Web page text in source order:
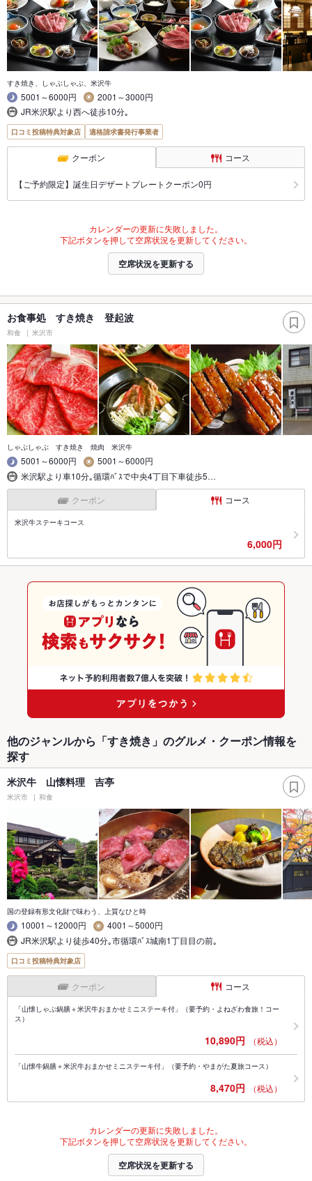
すき焼き、しゃぶしゃぶ、米沢牛
5001～6000円
2001～3000円
JR米沢駅より西へ徒歩10分｡
口コミ投稿特典対象店 適格請求書発行事業者
クーポン コース
【ご予約限定】誕生日デザートプレートクーポン0円
カレンダーの更新に失敗しました。
下記ボタンを押して空席状況を更新してください。
空席状況を更新する
お食事処 すき焼き 登起波
和食 米沢市
しゃぶしゃぶ すき焼き 焼肉 米沢牛
5001～6000円
5001～6000円
米沢駅より車10分｡循環ﾊﾞｽで中央4丁目下車徒歩5…
クーポン コース
米沢牛ステーキコース
6,000円
他のジャンルから「すき焼き」のグルメ・クーポン情報を
探す
米沢牛 山懐料理 吉亭
米沢市 和食
国の登録有形文化財で味わう、上質なひと時
10001～12000円
4001～5000円
JR米沢駅より徒歩40分｡市循環ﾊﾞｽ城南1丁目目の前｡
口コミ投稿特典対象店
クーポン コース
「山懐しゃぶ鍋膳＋米沢牛おまかせミニステーキ付」（要予約・よねざわ食旅！コー
ス）
10,890円 （税込）
「山懐牛鍋膳＋米沢牛おまかせミニステーキ付」（要予約・やまがた夏旅コース）
8,470円 （税込）
カレンダーの更新に失敗しました。
下記ボタンを押して空席状況を更新してください。
空席状況を更新する